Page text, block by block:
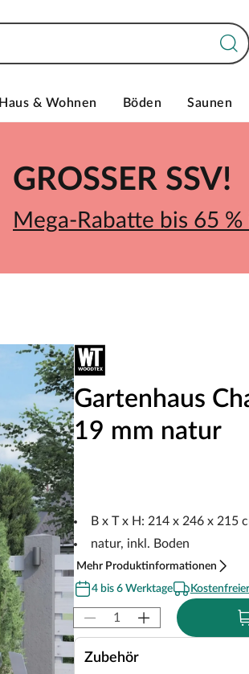
Haus & Wohnen Böden Saunen
GROSSER SSV!
Mega-Rabatte bis 65
Gartenhaus
19 mm natur
B x T x H: 214 x 246 x 215
natur, inkl. Boden
Mehr Produktinformationen
4 bis 6 Werktage
Zubehör